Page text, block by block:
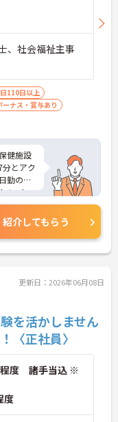
ション
せる
境
すめで
、社会福祉主事
110日以上
ーナス・賞与あり
健施設
とアク
勤のみ
ベート
ご面接
わせ
紹介してもらう
更新日：2026年06月08日
を活かしません
〈正社員〉
程度 諸手当込 ※
度